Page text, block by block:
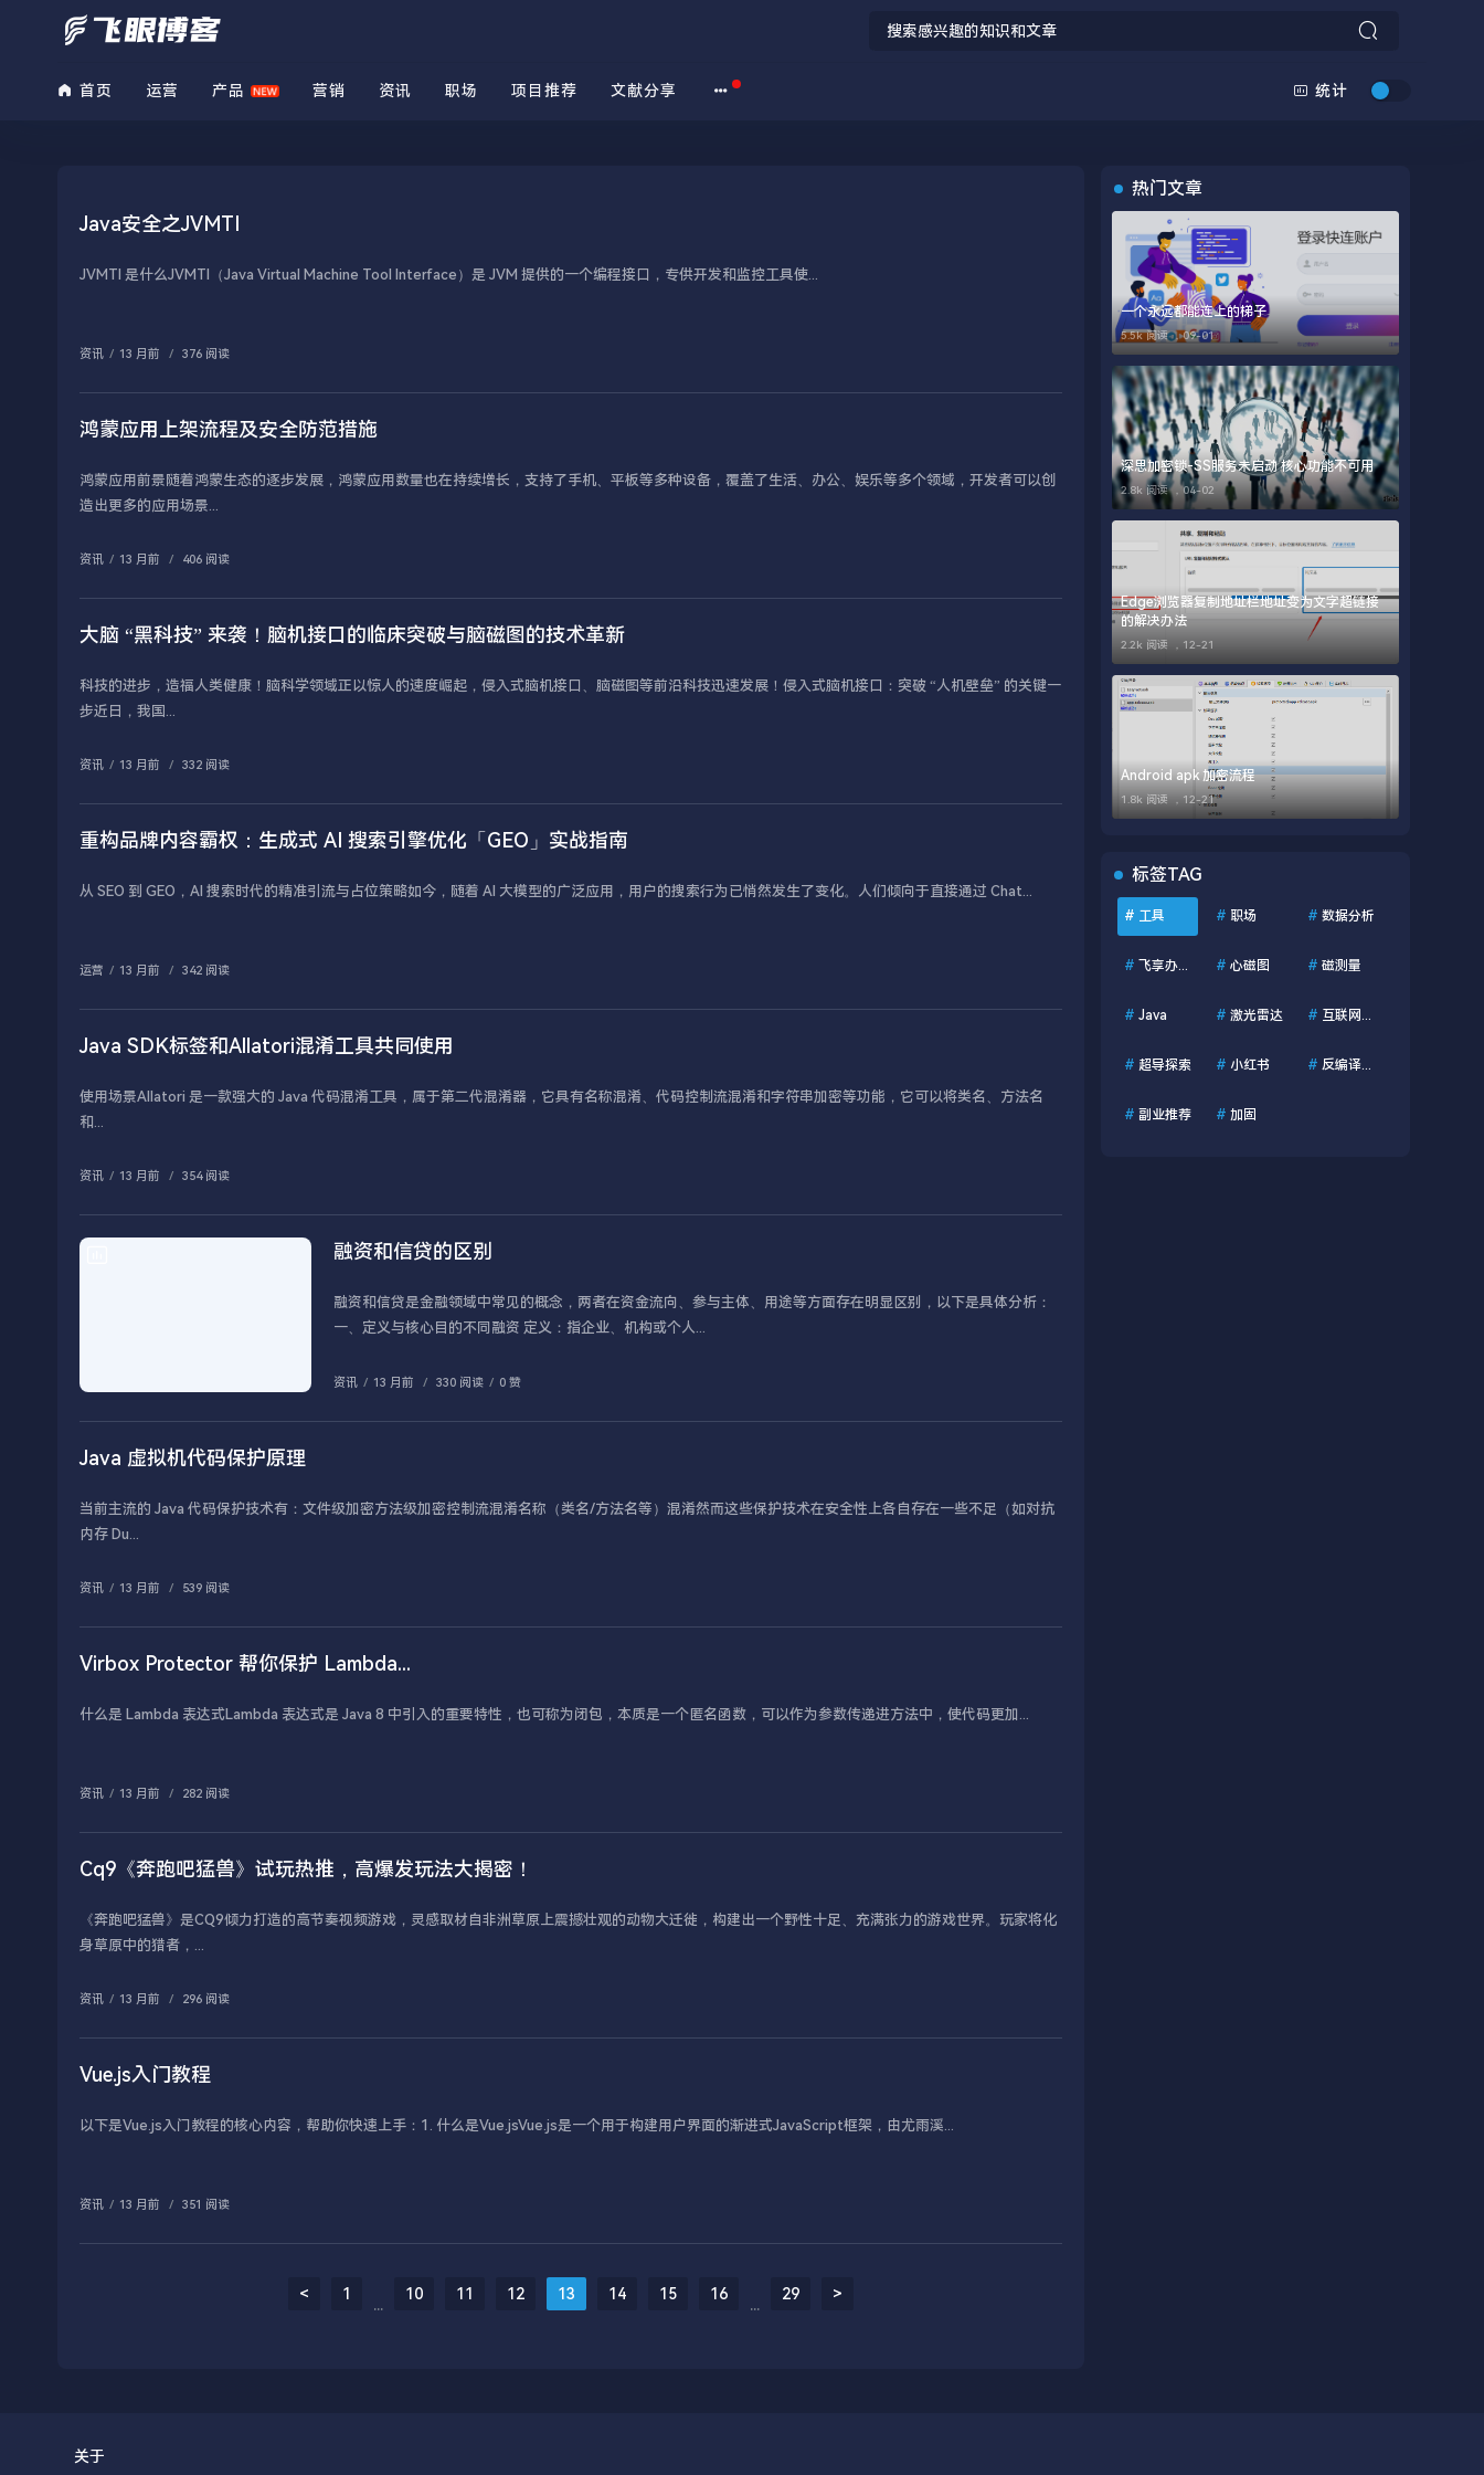
首页 运营 产品 营销 资讯 职场 项目推荐 文献分享 统计
Java安全之JVMTI
JVMTI 是什么JVMTI（Java Virtual Machine Tool Interface）是 JVM 提供的一个编程接口，专供开发和监控工具使...
资讯 / 13 月前 / 376 阅读
鸿蒙应用上架流程及安全防范措施
鸿蒙应用前景随着鸿蒙生态的逐步发展，鸿蒙应用数量也在持续增长，支持了手机、平板等多种设备，覆盖了生活、办公、娱乐等多个领域，开发者可以创
造出更多的应用场景...
资讯 / 13 月前 / 406 阅读
大脑 “黑科技” 来袭！脑机接口的临床突破与脑磁图的技术革新
科技的进步，造福人类健康！脑科学领域正以惊人的速度崛起，侵入式脑机接口、脑磁图等前沿科技迅速发展！侵入式脑机接口：突破 “人机壁垒” 的关键一
步近日，我国...
资讯 / 13 月前 / 332 阅读
重构品牌内容霸权：生成式 AI 搜索引擎优化「GEO」实战指南
从 SEO 到 GEO，AI 搜索时代的精准引流与占位策略如今，随着 AI 大模型的广泛应用，用户的搜索行为已悄然发生了变化。人们倾向于直接通过 Chat...
运营 / 13 月前 / 342 阅读
Java SDK标签和Allatori混淆工具共同使用
使用场景Allatori 是一款强大的 Java 代码混淆工具，属于第二代混淆器，它具有名称混淆、代码控制流混淆和字符串加密等功能，它可以将类名、方法名
和...
资讯 / 13 月前 / 354 阅读
融资和信贷的区别
融资和信贷是金融领域中常见的概念，两者在资金流向、参与主体、用途等方面存在明显区别，以下是具体分析：
一、定义与核心目的不同融资 定义：指企业、机构或个人...
资讯 / 13 月前 / 330 阅读 / 0 赞
Java 虚拟机代码保护原理
当前主流的 Java 代码保护技术有：文件级加密方法级加密控制流混淆名称（类名/方法名等）混淆然而这些保护技术在安全性上各自存在一些不足（如对抗
内存 Du...
资讯 / 13 月前 / 539 阅读
Virbox Protector 帮你保护 Lambda...
什么是 Lambda 表达式Lambda 表达式是 Java 8 中引入的重要特性，也可称为闭包，本质是一个匿名函数，可以作为参数传递进方法中，使代码更加...
资讯 / 13 月前 / 282 阅读
Cq9《奔跑吧猛兽》试玩热推，高爆发玩法大揭密！
《奔跑吧猛兽》是CQ9倾力打造的高节奏视频游戏，灵感取材自非洲草原上震撼壮观的动物大迁徙，构建出一个野性十足、充满张力的游戏世界。玩家将化
身草原中的猎者，...
资讯 / 13 月前 / 296 阅读
Vue.js入门教程
以下是Vue.js入门教程的核心内容，帮助你快速上手：1. 什么是Vue.jsVue.js是一个用于构建用户界面的渐进式JavaScript框架，由尤雨溪...
资讯 / 13 月前 / 351 阅读
< 1
...
10 11 12 13 14 15 16
...
29 >
热门文章
一个永远都能连上的梯子
5.5k 阅读 ，09-01
深思加密锁-SS服务未启动 核心功能不可用
2.8k 阅读 ，04-02
Edge浏览器复制地址栏地址变为文字超链接
的解决办法
2.2k 阅读 ， 12-21
Android apk 加密流程
1.8k 阅读 ， 12-21
标签TAG
# 工具 # 职场 # 数据分析
# 飞享办公助手 # 心磁图 # 磁测量
# Java # 激光雷达 # 互联网资讯
# 超导探索 # 小红书 # 反编译工具
# 副业推荐 # 加固
关于